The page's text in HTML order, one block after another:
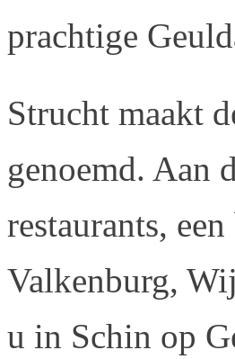
prachtige
Strucht maakt
genoemd. Aan
restaurants,
Valkenburg,
u in Schin op